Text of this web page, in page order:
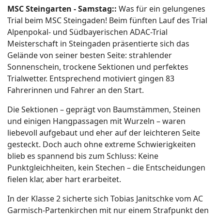
MSC Steingarten - Samstag:: Was für ein gelungenes
Trial beim MSC Steingaden! Beim fünften Lauf des Trial
Alpenpokal- und Südbayerischen ADAC-Trial
Meisterschaft in Steingaden präsentierte sich das
Gelände von seiner besten Seite: strahlender
Sonnenschein, trockene Sektionen und perfektes
Trialwetter. Entsprechend motiviert gingen 83
Fahrerinnen und Fahrer an den Start.
Die Sektionen – geprägt von Baumstämmen, Steinen
und einigen Hangpassagen mit Wurzeln – waren
liebevoll aufgebaut und eher auf der leichteren Seite
gesteckt. Doch auch ohne extreme Schwierigkeiten
blieb es spannend bis zum Schluss: Keine
Punktgleichheiten, kein Stechen – die Entscheidungen
fielen klar, aber hart erarbeitet.
In der Klasse 2 sicherte sich Tobias Janitschke vom AC
Garmisch-Partenkirchen mit nur einem Strafpunkt den